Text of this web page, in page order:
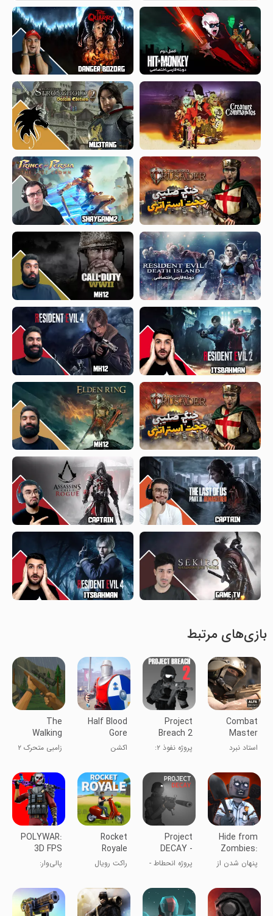
بازی‌های مرتبط
Combat
Master
Mobile FPS
استاد نبرد
Project
Breach 2
CO-OP CQB
FPS
پروژه نفوذ ۲:
CQB FPS
Half Blood
Gore
Combat
اکشن
The
Walking
Zombie 2:
Shooter
زامبی متحرک ۲
Hide from
Zombies:
ONLINE
پنهان شدن از
Project
DECAY -
Bodycam
FPS
پروژه انحطاط -
بدن
Rocket
Royale
راکت رویال
POLYWAR:
3D FPS
online
shooter
پالی‌وار:
تیراندازی PvP